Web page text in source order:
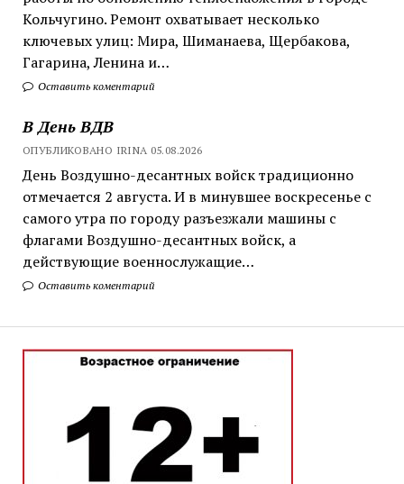
Кольчугино. Ремонт охватывает несколько
ключевых улиц: Мира, Шиманаева, Щербакова,
Гагарина, Ленина и…
Оставить коментарий
В День ВДВ
ОПУБЛИКОВАНО IRINA 05.08.2026
День Воздушно-десантных войск традиционно
отмечается 2 августа. И в минувшее воскресенье с
самого утра по городу разъезжали машины с
флагами Воздушно-десантных войск, а
действующие военнослужащие…
Оставить коментарий